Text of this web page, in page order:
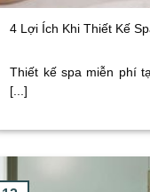
4 Lợi Ích Khi Thiết Kế
Thiết kế spa miễn phí
[...]